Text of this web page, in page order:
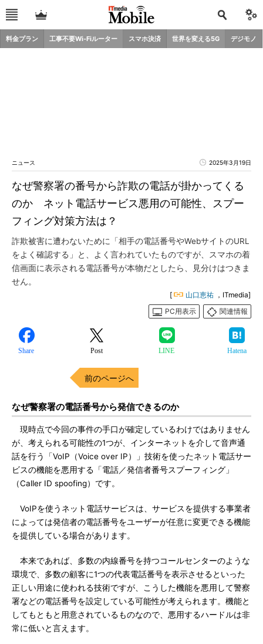
料金プラン 工事不要Wi-Fiルーター スマホ決済 世界を変える5G デジモノ
ニュース 2025年3月19日
なぜ警察署の番号から詐欺の電話が掛かってくる
のか ネット電話サービス悪用の可能性、スプー
フィング対策方法は？
詐欺被害に遭わないために「相手の電話番号やWebサイトのURL
をよく確認する」と、よく言われていたものですが、スマホの着
信画面に表示される電話番号が本物だとしたら、見分けはつきま
せん。
[ 山口恵祐 ，ITmedia]
PC用表示
関連情報
Share Post LINE Hatena
前のページへ
なぜ警察署の電話番号から発信できるのか
現時点で今回の事件の手口が確定しているわけではありません
が、考えられる可能性の1つが、インターネットを介して音声通
話を行う「VoIP（Voice over IP）」技術を使ったネット電話サー
ビスの機能を悪用する「電話／発信者番号スプーフィング」
（Caller ID spoofing）です。
VoIPを使うネット電話サービスは、サービスを提供する事業者
によっては発信者の電話番号をユーザーが任意に変更できる機能
を提供している場合があります。
本来であれば、多数の内線番号を持つコールセンターのような
環境で、多数の顧客に1つの代表電話番号を表示させるといった
正しい用途に使われる技術ですが、こうした機能を悪用して警察
署などの電話番号を設定している可能性が考えられます。機能と
してもともと用意されているものなので、悪用するハードルは非
常に低いと言えます。